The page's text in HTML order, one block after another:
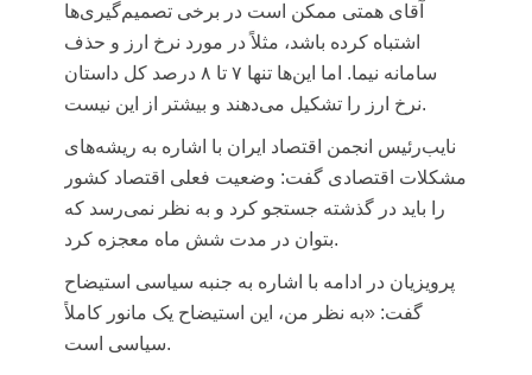
آقای همتی ممکن است در برخی تصمیم‌گیری‌ها
اشتباه کرده باشد، مثلاً در مورد نرخ ارز و حذف
سامانه نیما. اما این‌ها تنها ۷ تا ۸ درصد کل داستان
نرخ ارز را تشکیل می‌دهند و بیشتر از این نیست.
نایب‌رئیس انجمن اقتصاد ایران با اشاره به ریشه‌های
مشکلات اقتصادی گفت: وضعیت فعلی اقتصاد کشور
را باید در گذشته جستجو کرد و به نظر نمی‌رسد که
بتوان در مدت شش ماه معجزه کرد.
پرویزیان در ادامه با اشاره به جنبه سیاسی استیضاح
گفت: «به نظر من، این استیضاح یک مانور کاملاً
سیاسی است.